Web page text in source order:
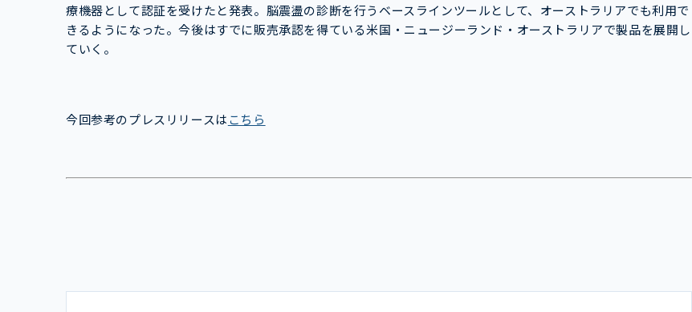
療機器として認証を受けたと発表。脳震盪の診断を行うベースラインツールとして、オーストラリアでも利用で
きるようになった。今後はすでに販売承認を得ている米国・ニュージーランド・オーストラリアで製品を展開し
ていく。
今回参考のプレスリリースはこちら